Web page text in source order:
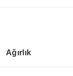
Ağırlık